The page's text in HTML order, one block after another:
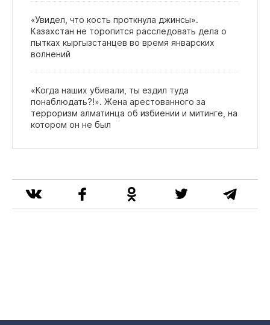
«Увидел, что кость проткнула джинсы».
Казахстан не торопится расследовать дела о
пытках кыргызстанцев во время январских
волнений
«Когда наших убивали, ты ездил туда
понаблюдать?!». Жена арестованного за
терроризм алматинца об избиении и митинге, на
котором он не был